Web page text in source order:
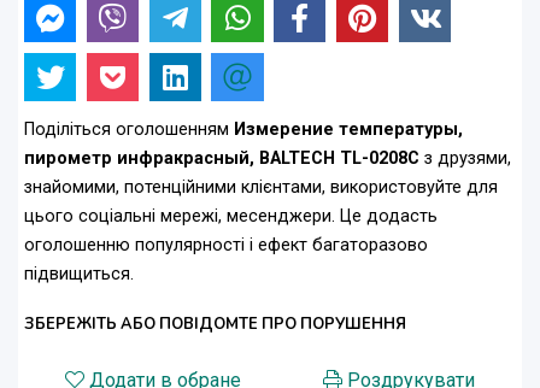
Поділіться оголошенням Измерение температуры,
пирометр инфракрасный, BALTECH TL-0208C з друзями,
знайомими, потенційними клієнтами, використовуйте для
цього соціальні мережі, месенджери. Це додасть
оголошенню популярності і ефект багаторазово
підвищиться.
ЗБЕРЕЖІТЬ АБО ПОВІДОМТЕ ПРО ПОРУШЕННЯ
Додати в обране
Роздрукувати